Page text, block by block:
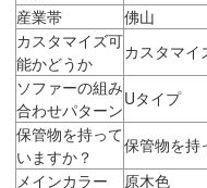
産業帯
佛山
カスタマイズ可
能かどうか
カスタマイ
ソファーの組み
合わせパターン
Uタイプ
保管物を持って
いますか？
保管物を持
メインカラー
原木色